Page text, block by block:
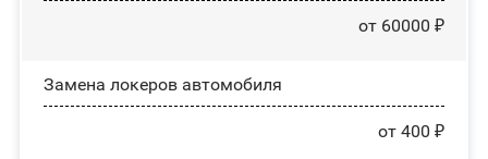
от 60000 ₽
Замена лoĸepoв автомобиля
от 400 ₽